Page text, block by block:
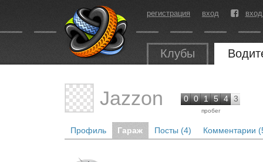
регистрация вход
Клубы
Jazzon 0 0 1 5 4 3
пробег
Профиль Гараж Посты (4) Комментарии